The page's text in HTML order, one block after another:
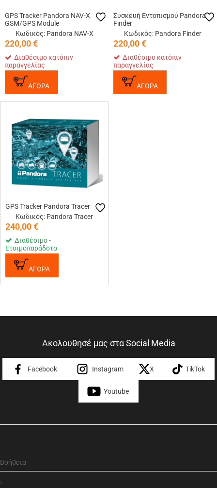
GPS Tracker Pandora NAV-X
GSM/GPS Module
Κωδικός: Pandora NAV-X
220,00€
Διαθέσιμο κατόπιν
παραγγελίας
ΑΓΟΡΑ
Συσκευή Εντοπισμού Pandora
Finder
Κωδικός: Pandora Finder
220,00€
Διαθέσιμο κατόπιν
παραγγελίας
ΑΓΟΡΑ
GPS Tracker Pandora Tracer
Κωδικός: Pandora Tracer
240,00€
Διαθέσιμο -
Ετοιμοπαράδοτο
ΑΓΟΡΑ
Ακολουθησέ μας στα Social Media
Facebook Instagram X TikTok
Youtube
Βοήθεια